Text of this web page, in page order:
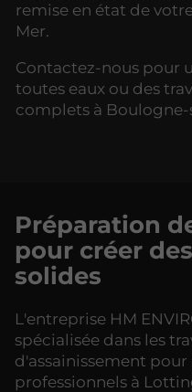
remise en état de
Mer.
Contactez-nous pour
toutes eaux ou des
complets à Boulogne-
Préparation
pour créer
solides
L'entreprise HM
spécialisée dans les
d'assainissement
professionnels à